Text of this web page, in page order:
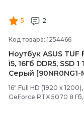
5 2
Код товара: 1254466
Ноутбук ASUS TUF
i5, 16Гб DDR5, SSD
Серый [90NR0NG1-
16" Full HD (1920 x
GeForce RTX 5070 8 Гб,